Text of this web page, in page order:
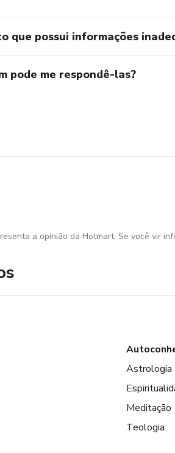
que possui informações
pode me respondê-las?
a opinião da Hotmart. Se você vir
Astrologia
Meditação
Teologia